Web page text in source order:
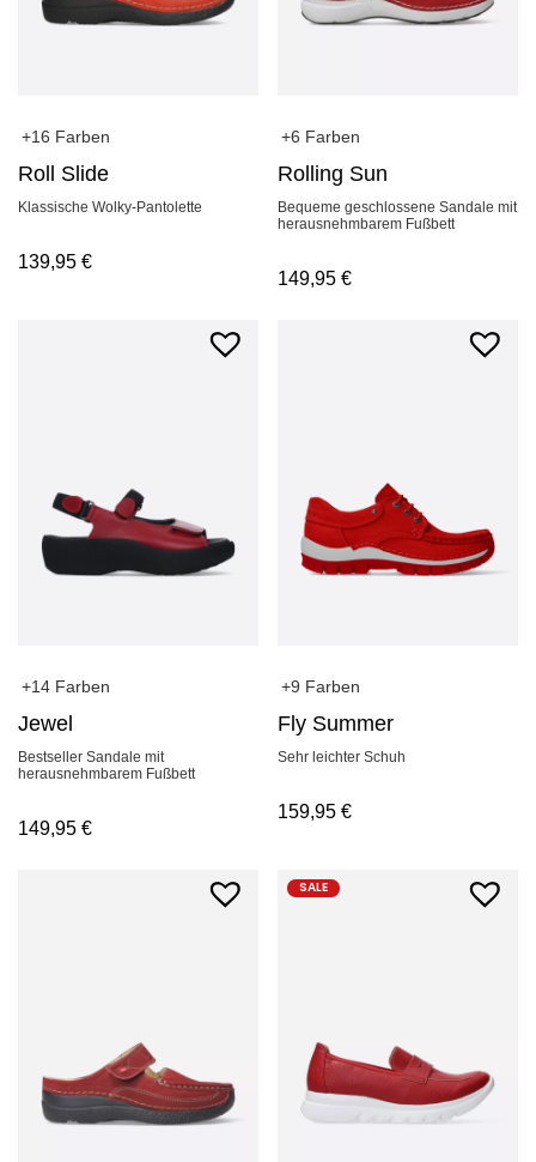
+16 Farben
Roll Slide
Klassische Wolky-Pantolette
139,95 €
+6 Farben
Rolling Sun
Bequeme geschlossene Sandale mit
herausnehmbarem Fußbett
149,95€
+14 Farben
Jewel
Bestseller Sandale mit
herausnehmbarem Fußbett
149,95 €
+9 Farben
Fly Summer
Sehr leichter Schuh
159,95€
SALE